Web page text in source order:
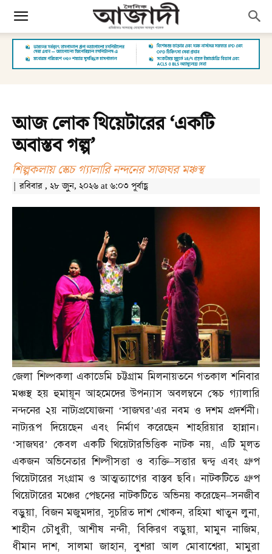
আজ লোক থিয়েটারের ‘একটি
অবাস্তব গল্প’
শিল্পকলায় স্কেচ গ্যালারি নন্দনের সাজঘর মঞ্চস্থ
| রবিবার , ২৮ জুন, ২০২৬ at ৬:০৩ পূর্বাহ্ণ
জেলা শিল্পকলা একাডেমি চট্টগ্রাম মিলনায়তনে গতকাল শনিবার
মঞ্চস্থ হয় হুমায়ূন আহমেদের উপন্যাস অবলম্বনে স্কেচ গ্যালারি
নন্দনের ২য় নাট্যপ্রযোজনা ‘সাজঘর’এর নবম ও দশম প্রদর্শনী।
নাট্যরূপ দিয়েছেন এবং নির্মাণ করেছেন শাহরিয়ার হান্নান।
‘সাজঘর’ কেবল একটি থিয়েটারভিত্তিক নাটক নয়, এটি মূলত
একজন অভিনেতার শিল্পীসত্তা ও ব্যক্তি–সত্তার দ্বন্দ্ব এবং গ্রুপ
থিয়েটারের সংগ্রাম ও আত্মত্যাগের বাস্তব ছবি। নাটকটিতে গ্রুপ
থিয়েটারের মঞ্চের পেছনের নাটকটিতে অভিনয় করেছেন–সনজীব
বড়ুয়া,বিজন মজুমদার,সুচরিত দাশ খোকন,রহিমা খাতুন লুনা,
শাহীন চৌধুরী,আশীষ নন্দী,বিকিরণ বড়ুয়া,মামুন নাজিম,
ধীমান দাশ,সালমা জাহান,বুশরা আল মোবাশ্বেরা,মামুরা